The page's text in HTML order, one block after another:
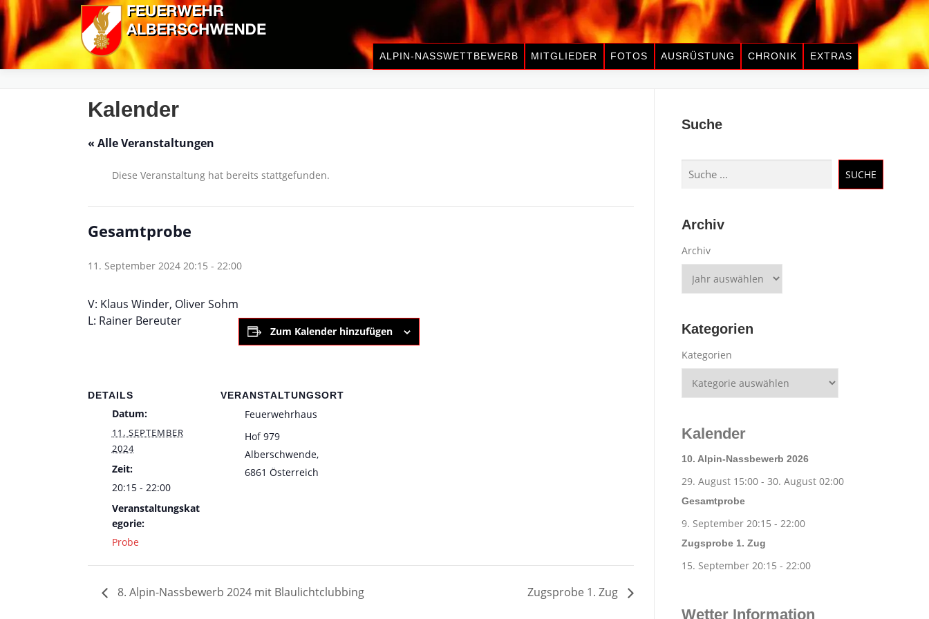
Zum
Inhalt
springen
ALPIN-NASSWETTBEWERB MITGLIEDER FOTOS AUSRÜSTUNG CHRONIK EXTRAS
Kalender
« Alle Veranstaltungen
Diese Veranstaltung hat bereits stattgefunden.
Gesamtprobe
11. September 2024 20:15 - 22:00
V: Klaus Winder, Oliver Sohm
L: Rainer Bereuter
Zum Kalender hinzufügen
DETAILS
Datum:
11. SEPTEMBER
2024
Zeit:
20:15 - 22:00
Veranstaltungskat
egorie:
Probe
VERANSTALTUNGSORT
Feuerwehrhaus
Hof 979
Alberschwende,
6861 Österreich
8. Alpin-Nassbewerb 2024 mit Blaulichtclubbing Zugsprobe 1. Zug
Suche
Suchen
SUCHE
Archiv
Archiv
Kategorien
Kategorien
Kalender
10. Alpin-Nassbewerb 2026
29. August 15:00 - 30. August 02:00
Gesamtprobe
9. September 20:15 - 22:00
Zugsprobe 1. Zug
15. September 20:15 - 22:00
Wetter Information